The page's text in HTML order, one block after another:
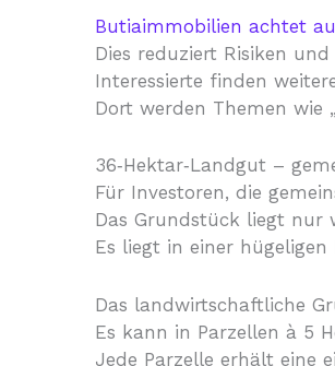
Butiaimmobilien achtet
Dies reduziert Risiken
Interessierte finden
Dort werden Themen wie
36‑Hektar‑Landgut –
Für Investoren, die
Das Grundstück liegt nur
Es liegt in einer hügeligen
Das landwirtschaftliche
Es kann in Parzellen à 5
Jede Parzelle erhält eine